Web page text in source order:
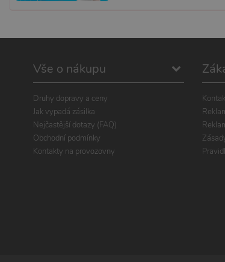
Vše o nákupu
Druhy dopravy a ceny
Jak vypadá zásilka
Nejčastější dotazy (FAQ)
Obchodní podmínky
Kontakty na provozovny